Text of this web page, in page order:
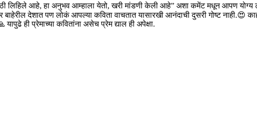
लिहिले आहे, हा अनुभव आम्हाला येतो, खरी मांडणी केली आहे” अशा कमेंट मधून आपण
बाहेरील देशात पण लोकं आपल्या कविता वाचतात यासारखी आनंदाची दुसरी गोष्ट
ही प्रेमाच्या कवितांना असेच प्रेम द्याल ही अपेक्षा.